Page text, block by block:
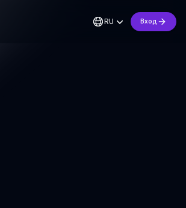
RU Вход